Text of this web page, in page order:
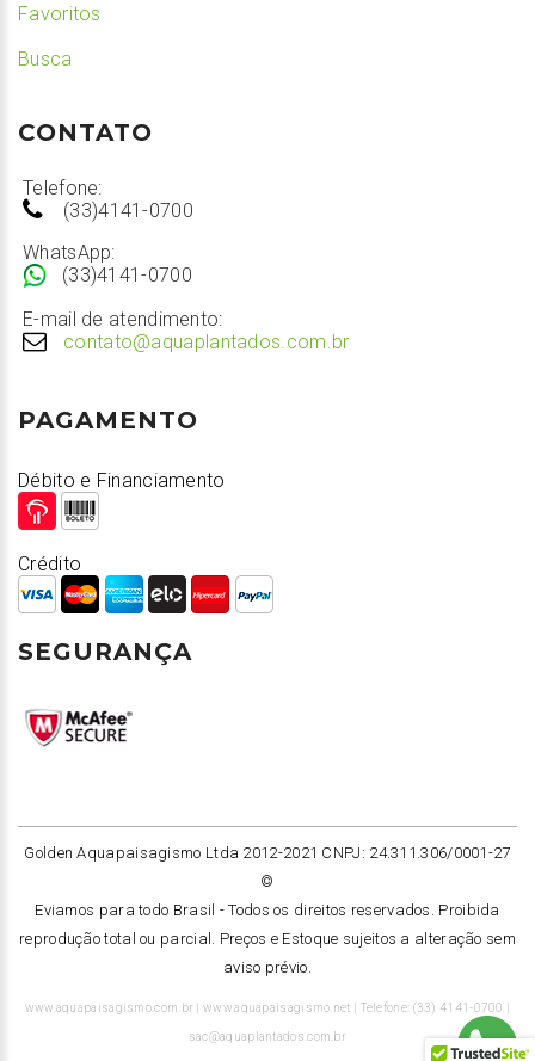
Favoritos
Busca
CONTATO
Telefone:
(33)4141-0700
WhatsApp:
(33)4141-0700
E-mail de atendimento:
contato@aquaplantados.com.br
PAGAMENTO
Débito e Financiamento
Crédito
SEGURANÇA
Golden Aquapaisagismo Ltda 2012-2021 CNPJ: 24.311.306/0001-27
©
Eviamos para todo Brasil -Todos os direitos reservados. Proibida
reprodução total ou parcial. Preços e Estoque sujeitos a alteração sem
aviso prévio.
www.aquapaisagismo.com.br | www.aquapaisagismo.net | Telefone: (33) 4141-0700 |
sac@aquaplantados.com.br